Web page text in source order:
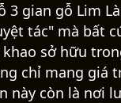
3 gian gỗ Lim
tác" mà bất
sở hữu
chỉ mang giá
này còn là nơi